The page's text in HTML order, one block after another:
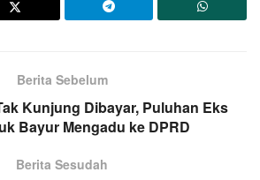
Berita Sebelum
Kunjung Dibayar, Puluhan Eks
Bayur Mengadu ke DPRD
Berita Sesudah